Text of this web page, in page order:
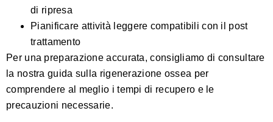
di ripresa
Pianificare attività leggere compatibili con il post
trattamento
Per una preparazione accurata, consigliamo di consultare
la nostra guida sulla rigenerazione ossea per
comprendere al meglio i tempi di recupero e le
precauzioni necessarie.